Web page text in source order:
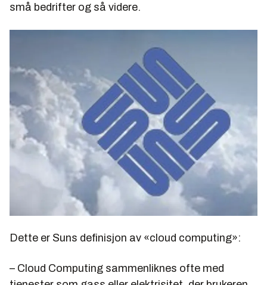
små bedrifter og så videre.
Dette er Suns definisjon av «cloud computing»:
– Cloud Computing sammenliknes ofte med